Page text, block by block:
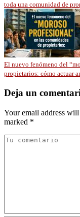
toda una comunidad de
El nuevo fenómeno del
propietarios: cómo actuar
Deja un
Your email address
marked *